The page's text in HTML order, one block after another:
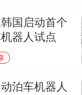
国启动首个
器人试点
泊车机器人